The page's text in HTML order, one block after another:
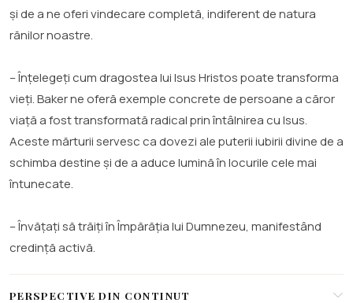
și de a ne oferi vindecare completă, indiferent de natura
rănilor noastre.
– Înțelegeți cum dragostea lui Isus Hristos poate transforma
vieți. Baker ne oferă exemple concrete de persoane a căror
viață a fost transformată radical prin întâlnirea cu Isus.
Aceste mărturii servesc ca dovezi ale puterii iubirii divine de a
schimba destine și de a aduce lumină în locurile cele mai
întunecate.
– Învățați să trăiți în Împărăția lui Dumnezeu, manifestând
credință activă.
PERSPECTIVE DIN CONTINUT